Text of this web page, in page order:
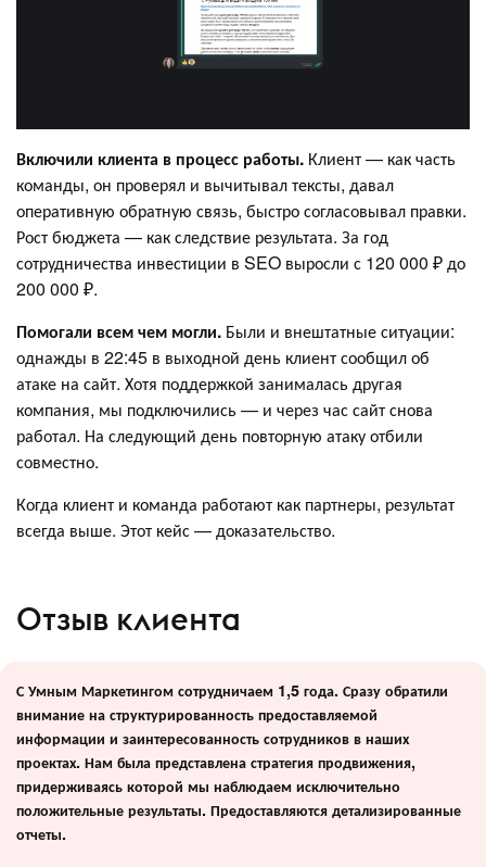
Включили клиента в процесс работы. Клиент — как часть
команды, он проверял и вычитывал тексты, давал
оперативную обратную связь, быстро согласовывал правки.
Рост бюджета — как следствие результата. За год
сотрудничества инвестиции в SEO выросли с 120 000 ₽ до
200 000 ₽.
Помогали всем чем могли. Были и внештатные ситуации:
однажды в 22:45 в выходной день клиент сообщил об
атаке на сайт. Хотя поддержкой занималась другая
компания, мы подключились — и через час сайт снова
работал. На следующий день повторную атаку отбили
совместно.
Когда клиент и команда работают как партнеры, результат
всегда выше. Этот кейс — доказательство.
Отзыв клиента
С Умным Маркетингом сотрудничаем 1,5 года. Сразу обратили
внимание на структурированность предоставляемой
информации и заинтересованность сотрудников в наших
проектах. Нам была представлена стратегия продвижения,
придерживаясь которой мы наблюдаем исключительно
положительные результаты. Предоставляются детализированные
отчеты.